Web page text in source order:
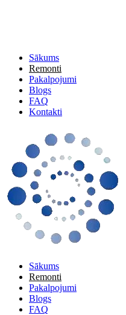
Sākums
Remonti
Pakalpojumi
Blogs
FAQ
Kontakti
Sākums
Remonti
Pakalpojumi
Blogs
FAQ